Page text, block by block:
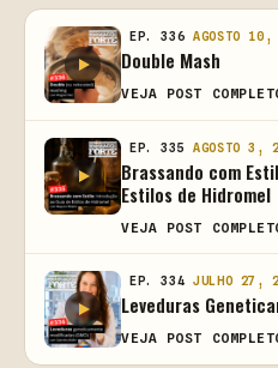
EP. 336 AGOSTO 10,
Double Mash
VEJA POST
EP. 335 AGOSTO 3,
Brassando com
Estilos de Hidromel
VEJA POST
EP. 334 JULHO 27,
Leveduras
VEJA POST